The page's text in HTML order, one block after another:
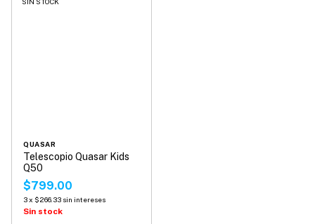
QUASAR
Telescopio Quasar Kids
Q50
$799.00
3x $266.33 sin intereses
Sin stock